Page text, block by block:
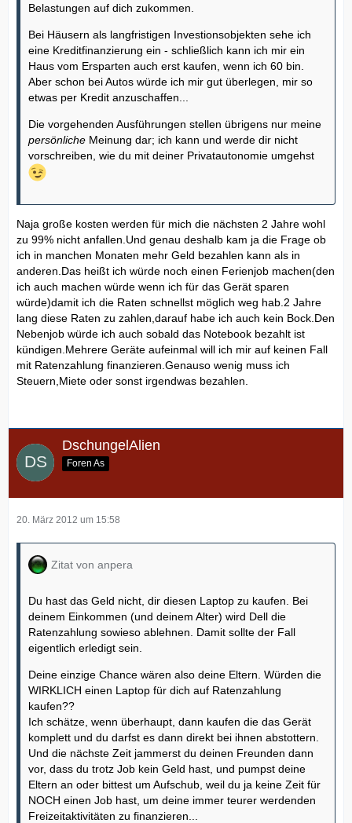
Belastungen auf dich zukommen.
Bei Häusern als langfristigen Investionsobjekten sehe ich
eine Kreditfinanzierung ein - schließlich kann ich mir ein
Haus vom Ersparten auch erst kaufen, wenn ich 60 bin.
Aber schon bei Autos würde ich mir gut überlegen, mir so
etwas per Kredit anzuschaffen...
Die vorgehenden Ausführungen stellen übrigens nur meine
persönliche Meinung dar; ich kann und werde dir nicht
vorschreiben, wie du mit deiner Privatautonomie umgehst
Naja große kosten werden für mich die nächsten 2 Jahre wohl
zu 99% nicht anfallen.Und genau deshalb kam ja die Frage ob
ich in manchen Monaten mehr Geld bezahlen kann als in
anderen.Das heißt ich würde noch einen Ferienjob machen(den
ich auch machen würde wenn ich für das Gerät sparen
würde)damit ich die Raten schnellst möglich weg hab.2 Jahre
lang diese Raten zu zahlen,darauf habe ich auch kein Bock.Den
Nebenjob würde ich auch sobald das Notebook bezahlt ist
kündigen.Mehrere Geräte aufeinmal will ich mir auf keinen Fall
mit Ratenzahlung finanzieren.Genauso wenig muss ich
Steuern,Miete oder sonst irgendwas bezahlen.
DschungelAlien
Foren As
20. März 2012 um 15:58
Zitat von anpera
Du hast das Geld nicht, dir diesen Laptop zu kaufen. Bei
deinem Einkommen (und deinem Alter) wird Dell die
Ratenzahlung sowieso ablehnen. Damit sollte der Fall
eigentlich erledigt sein.
Deine einzige Chance wären also deine Eltern. Würden die
WIRKLICH einen Laptop für dich auf Ratenzahlung
kaufen??
Ich schätze, wenn überhaupt, dann kaufen die das Gerät
komplett und du darfst es dann direkt bei ihnen abstottern.
Und die nächste Zeit jammerst du deinen Freunden dann
vor, dass du trotz Job kein Geld hast, und pumpst deine
Eltern an oder bittest um Aufschub, weil du ja keine Zeit für
NOCH einen Job hast, um deine immer teurer werdenden
Freizeitaktivitäten zu finanzieren...